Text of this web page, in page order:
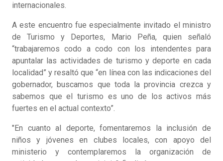
internacionales.
A este encuentro fue especialmente invitado el ministro
de Turismo y Deportes, Mario Peña, quien señaló
“trabajaremos codo a codo con los intendentes para
apuntalar las actividades de turismo y deporte en cada
localidad” y resaltó que “en línea con las indicaciones del
gobernador, buscamos que toda la provincia crezca y
sabemos que el turismo es uno de los activos más
fuertes en el actual contexto”.
"En cuanto al deporte, fomentaremos la inclusión de
niños y jóvenes en clubes locales, con apoyo del
ministerio y contemplaremos la organización de